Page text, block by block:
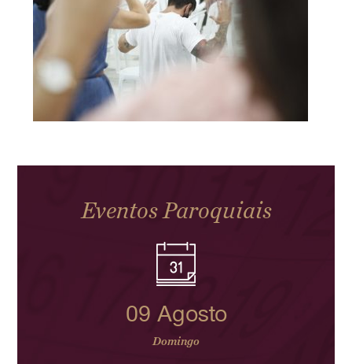
Eventos Paroquiais
09 Agosto
Domingo